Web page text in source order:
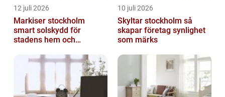
12 juli 2026
Markiser stockholm
smart solskydd för
stadens hem och
10 juli 2026
Skyltar stockholm så
skapar företag synlighet
som märks